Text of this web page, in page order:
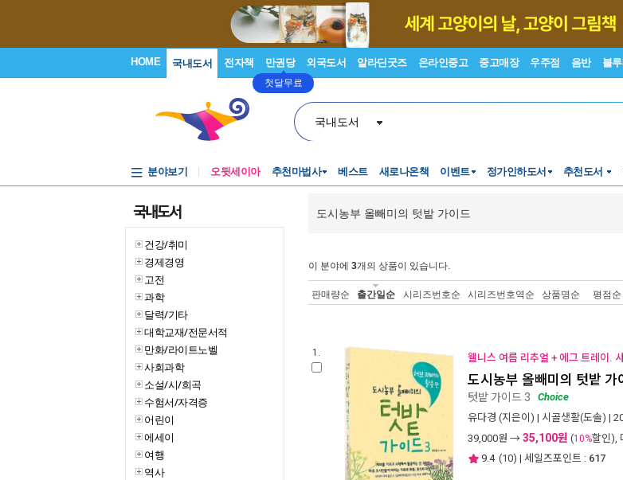
HOME 국내도서 전자책 만권당
첫달무료
외국도서 알라딘굿즈 온라인중고 중고매장 우주점 음반 블루
국내도서
분야보기 오뒷세이아 추천마법사 베스트 새로나온책 이벤트 정가인하도서 추천도서
국내도서
건강/취미
경제경영
고전
과학
달력/기타
대학교재/전문서적
만화/라이트노벨
사회과학
소설/시/희곡
수험서/자격증
어린이
에세이
여행
역사
도시농부 올빼미의 텃밭 가이드
이 분야에 3개의 상품이 있습니다.
판매량순 출간일순 시리즈번호순 시리즈번호역순 상품명순 평점순
1. 웰니스 여름 리추얼 + 에그 트레이.
도시농부 올빼미의 텃밭 가
텃밭 가이드 3
Choice
유다경 (지은이) | 시골생활(도솔) |
39,000원 → 35,100원 (10%할인),
9.4 (10) | 세일즈포인트 : 617